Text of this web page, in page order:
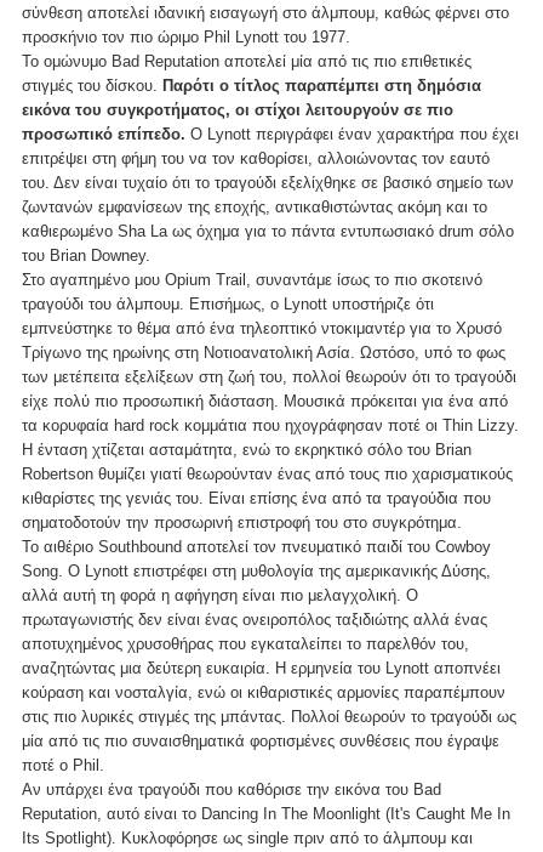
σύνθεση αποτελεί ιδανική εισαγωγή στο άλμπουμ, καθώς φέρνει στο
προσκήνιο τον πιο ώριμο Phil Lynott του 1977.
Το ομώνυμο Bad Reputation αποτελεί μία από τις πιο επιθετικές
στιγμές του δίσκου. Παρότι ο τίτλος παραπέμπει στη δημόσια
εικόνα του συγκροτήματος, οι στίχοι λειτουργούν σε πιο
προσωπικό επίπεδο. Ο Lynott περιγράφει έναν χαρακτήρα που έχει
επιτρέψει στη φήμη του να τον καθορίσει, αλλοιώνοντας τον εαυτό
του. Δεν είναι τυχαίο ότι το τραγούδι εξελίχθηκε σε βασικό σημείο των
ζωντανών εμφανίσεων της εποχής, αντικαθιστώντας ακόμη και το
καθιερωμένο Sha La ως όχημα για το πάντα εντυπωσιακό drum σόλο
του Brian Downey.
Στο αγαπημένο μου Opium Trail, συναντάμε ίσως το πιο σκοτεινό
τραγούδι του άλμπουμ. Επισήμως, ο Lynott υποστήριζε ότι
εμπνεύστηκε το θέμα από ένα τηλεοπτικό ντοκιμαντέρ για το Χρυσό
Τρίγωνο της ηρωίνης στη Νοτιοανατολική Ασία. Ωστόσο, υπό το φως
των μετέπειτα εξελίξεων στη ζωή του, πολλοί θεωρούν ότι το τραγούδι
είχε πολύ πιο προσωπική διάσταση. Μουσικά πρόκειται για ένα από
τα κορυφαία hard rock κομμάτια που ηχογράφησαν ποτέ οι Thin Lizzy.
Η ένταση χτίζεται ασταμάτητα, ενώ το εκρηκτικό σόλο του Brian
Robertson θυμίζει γιατί θεωρούνταν ένας από τους πιο χαρισματικούς
κιθαρίστες της γενιάς του. Είναι επίσης ένα από τα τραγούδια που
σηματοδοτούν την προσωρινή επιστροφή του στο συγκρότημα.
Το αιθέριο Southbound αποτελεί τον πνευματικό παιδί του Cowboy
Song. Ο Lynott επιστρέφει στη μυθολογία της αμερικανικής Δύσης,
αλλά αυτή τη φορά η αφήγηση είναι πιο μελαγχολική. Ο
πρωταγωνιστής δεν είναι ένας ονειροπόλος ταξιδιώτης αλλά ένας
αποτυχημένος χρυσοθήρας που εγκαταλείπει το παρελθόν του,
αναζητώντας μια δεύτερη ευκαιρία. Η ερμηνεία του Lynott αποπνέει
κούραση και νοσταλγία, ενώ οι κιθαριστικές αρμονίες παραπέμπουν
στις πιο λυρικές στιγμές της μπάντας. Πολλοί θεωρούν το τραγούδι ως
μία από τις πιο συναισθηματικά φορτισμένες συνθέσεις που έγραψε
ποτέ o Phil.
Αν υπάρχει ένα τραγούδι που καθόρισε την εικόνα του Bad
Reputation, αυτό είναι το Dancing In The Moonlight (It's Caught Me In
Its Spotlight). Κυκλοφόρησε ως single πριν από το άλμπουμ και